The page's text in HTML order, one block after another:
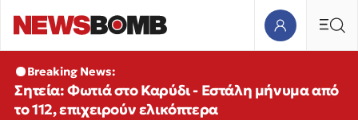
Breaking News:
Σητεία: Φωτιά στο Καρύδι - Εστάλη μήνυμα από
το 112, επιχειρούν ελικόπτερα